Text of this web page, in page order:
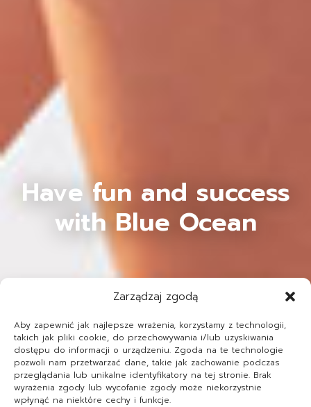
Zarządzaj zgodą
Aby zapewnić jak najlepsze wrażenia, korzystamy z technologii,
takich jak pliki cookie, do przechowywania i/lub uzyskiwania
dostępu do informacji o urządzeniu. Zgoda na te technologie
pozwoli nam przetwarzać dane, takie jak zachowanie podczas
przeglądania lub unikalne identyfikatory na tej stronie. Brak
wyrażenia zgody lub wycofanie zgody może niekorzystnie
wpłynąć na niektóre cechy i funkcje.
Have fun and success
with Blue Ocean